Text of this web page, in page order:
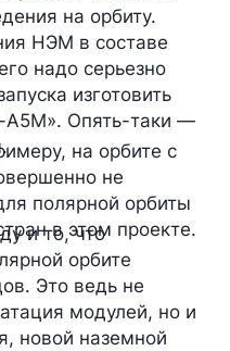
на орбиту.
НЭМ в составе
надо серьезно
изготовить
А5М». Опять-таки —
на орбите с
не
полярной орбиты
в этом проекте.
и то, что
орбите
Это ведь не
модулей, но и
новой наземной